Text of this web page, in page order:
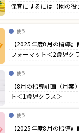
保育にするには【園の役
使う
【2025年度8月の指導
フォーマット＜2歳児ク
使う
【8月の指導計画（月案
ト＜1歳児クラス＞
使う
【2025年度8月の指導